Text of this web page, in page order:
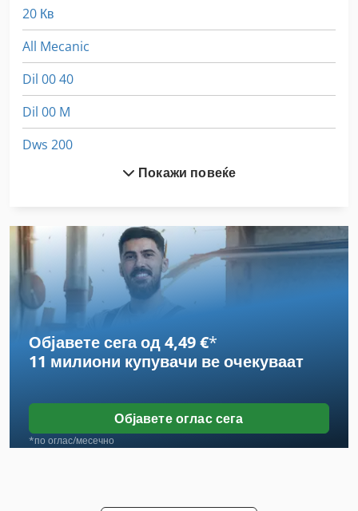
20 Кв
All Mecanic
Dil 00 40
Dil 00 M
Dws 200
Eisen Und Hammerwerk Gmbh
Fngj 20
Gastl Rg 200
German
Hsc 20 Linear
Idx 23
Masturn 50 Cnc
Meh 5 2 1 8 B
Stavostroj Vp 200
Покажи повеќе
Објавете сега од 4,49 €*
11 милиони купувачи ве очекуваат
Објавете оглас сега
*по оглас/месечно